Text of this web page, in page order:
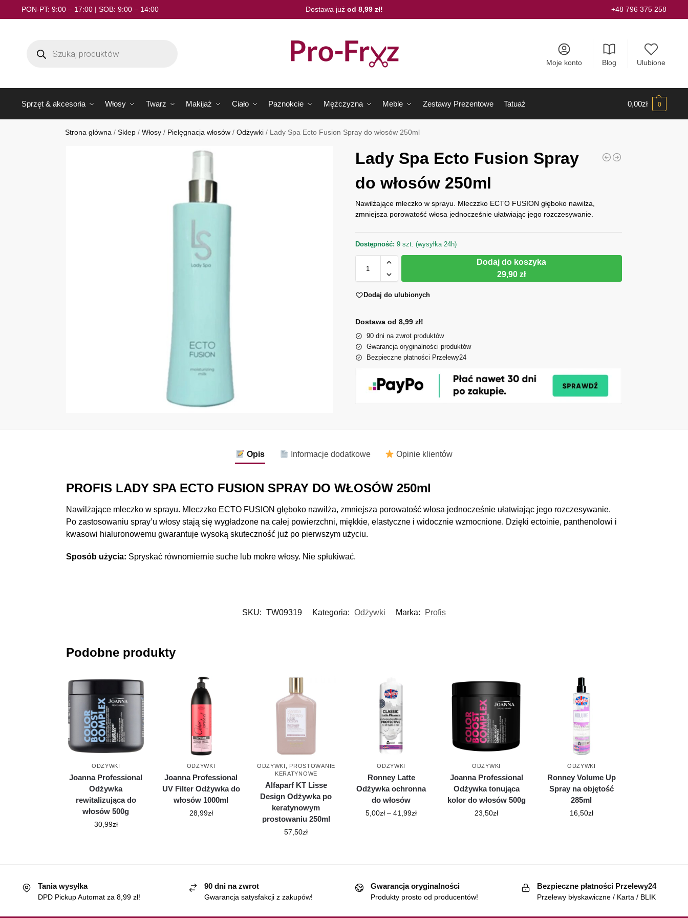
PON-PT: 9:00 – 17:00 | SOB: 9:00 – 14:00 Dostawa już od 8,99 zł! +48 796 375 258
Moje konto Blog Ulubione
Sprzęt & akcesoria Włosy Twarz Makijaż Ciało Paznokcie Mężczyzna Meble Zestawy Prezentowe Tatuaż 0,00zł 0
Strona główna /Sklep /Włosy / Pielęgnacja włosów /Odżywki / Lady Spa Ecto Fusion Spray do włosów 250ml
Lady Spa Ecto Fusion Spray
do włosów 250ml
Nawilżające mleczko w sprayu. Mleczzko ECTO FUSION głęboko nawilża,
zmniejsza porowatość włosa jednocześnie ułatwiając jego rozczesywanie.
Dostępność: 9 szt. (wysyłka 24h)
Dodaj do koszyka
29,90 zł
Dodaj do ulubionych
Dostawa od 8,99 zł!
90 dni na zwrot produktów
Gwarancja oryginalności produktów
Bezpieczne płatności Przelewy24
Opis Informacje dodatkowe Opinie klientów
PROFIS LADY SPA ECTO FUSION SPRAY DO WŁOSÓW 250ml
Nawilżające mleczko w sprayu. Mleczzko ECTO FUSION głęboko nawilża, zmniejsza porowatość włosa jednocześnie ułatwiając jego rozczesywanie.
Po zastosowaniu spray’u włosy stają się wygładzone na całej powierzchni, miękkie, elastyczne i widocznie wzmocnione. Dzięki ectoinie, panthenolowi i
kwasowi hialuronowemu gwarantuje wysoką skuteczność już po pierwszym użyciu.
Sposób użycia: Spryskać równomiernie suche lub mokre włosy. Nie spłukiwać.
SKU: TW09319 Kategoria: Odżywki Marka: Profis
Podobne produkty
ODŻYWKI
Joanna Professional
Odżywka
rewitalizująca do
włosów 500g
30,99zł
ODŻYWKI
Joanna Professional
UV Filter Odżywka do
włosów 1000ml
28,99zł
ODŻYWKI
PROSTOWANIE
KERATYNOWE
Alfaparf KT Lisse
Design Odżywka po
keratynowym
prostowaniu 250ml
57,50zł
ODŻYWKI
Ronney Latte
Odżywka ochronna
do włosów
5,00zł – 41,99zł
ODŻYWKI
Joanna Professional
Odżywka tonująca
kolor do włosów 500g
23,50zł
ODŻYWKI
Ronney Volume Up
Spray na objętość
285ml
16,50zł
Tania wysyłka
DPD Pickup Automat za 8,99 zł!
90 dni na zwrot
Gwarancja satysfakcji z zakupów!
Gwarancja oryginalności
Produkty prosto od producentów!
Bezpieczne płatności Przelewy24
Przelewy błyskawiczne / Karta / BLIK